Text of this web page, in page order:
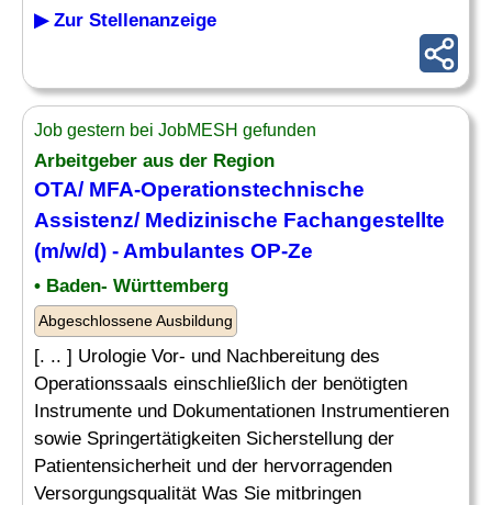
▶ Zur Stellenanzeige
Job gestern bei JobMESH gefunden
Arbeitgeber aus der Region
OTA/ MFA-Operationstechnische
Assistenz/ Medizinische Fachangestellte
(m/w/d) - Ambulantes OP-Ze
• Baden- Württemberg
Abgeschlossene Ausbildung
[. .. ] Urologie Vor- und Nachbereitung des
Operationssaals einschließlich der benötigten
Instrumente und Dokumentationen Instrumentieren
sowie Springertätigkeiten Sicherstellung der
Patientensicherheit und der hervorragenden
Versorgungsqualität Was Sie mitbringen